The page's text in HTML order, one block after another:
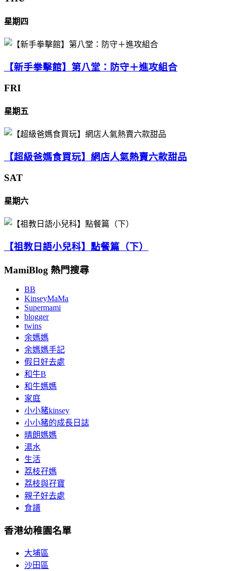
星期四
【新手拳擊館】第八堂：防守＋進攻組合
FRI
星期五
【超級爸媽食買玩】網店人氣熱賣六款甜品
SAT
星期六
【祖教日語小兒科】點餐篇（下）
MamiBlog 熱門搜尋
BB
KinseyMaMa
Supermami
blogger
twins
余媽媽
余媽媽手記
假日好去處
和牛B
和牛媽媽
家庭
小小豬kinsey
小小豬的成長日誌
晴朗媽媽
湯水
生活
荔枝孖媽
荔枝與孖寶
親子好去處
食譜
香港幼稚園名單
大埔區
沙田區